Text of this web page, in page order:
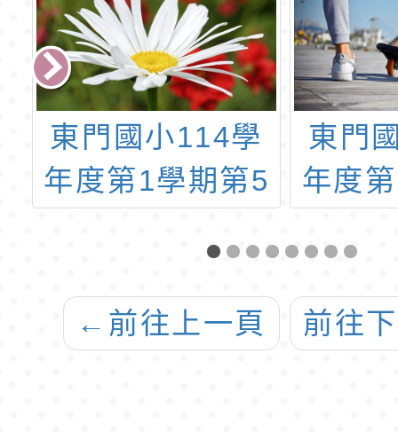
東門國小114學
年度第1學期第5
甄選第3招錄取公
告
東門
年度
簡
← 前往上一頁 前往